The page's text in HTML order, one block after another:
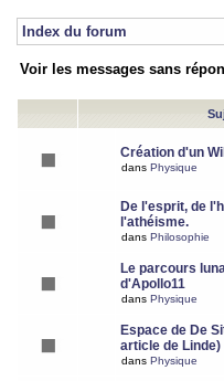
Index du forum
Voir les messages sans
Création d'un
dans Physique
De l'esprit, de
l'athéisme.
dans Philosophie
Le parcours
d'Apollo11
dans Physique
Espace de De
article de Linde)
dans Physique